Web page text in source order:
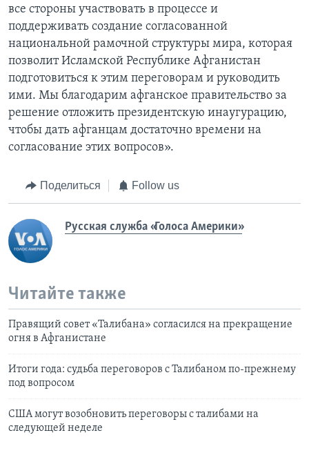
все стороны участвовать в процессе и
поддерживать создание согласованной
национальной рамочной структуры мира, которая
позволит Исламской Республике Афганистан
подготовиться к этим переговорам и руководить
ими. Мы благодарим афганское правительство за
решение отложить президентскую инаугурацию,
чтобы дать афганцам достаточно времени на
согласование этих вопросов».
Поделиться Follow us
Русская служба «Голоса Америки»
Читайте также
Правящий совет «Талибана» согласился на прекращение
огня в Афганистане
Итоги года: судьба переговоров с Талибаном по-прежнему
под вопросом
США могут возобновить переговоры с талибами на
следующей неделе